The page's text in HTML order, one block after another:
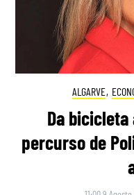
ALGARVE,
Da
percurso de